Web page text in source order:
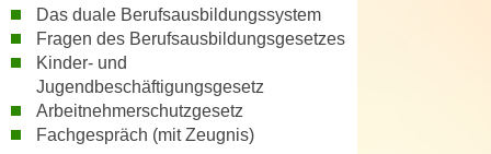
Das duale Berufsausbildungssystem
Fragen des Berufsausbildungsgesetzes
Kinder- und
Jugendbeschäftigungsgesetz
Arbeitnehmerschutzgesetz
Fachgespräch (mit Zeugnis)
r
t
e
o
o
a
n
.